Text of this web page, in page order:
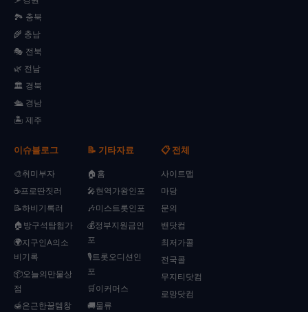
🏞️ 충북
🌾 충남
🎭 전북
🌿 전남
🏛️ 경북
🛳️ 경남
🏝️ 제주
이슈블로그
🎨취미부자
☕프로딴짓러
📝하비기록러
🏠방구석탐험가
🌍지구인A의소
비기록
📦오늘의만물상
점
🍯은근한꿀템창
📝 기타자료
🏠홈
🎤현역가왕인포
🎶미스트롯인포
💰정부지원금인
포
🎙️트롯오디션인
포
🛒이커머스
🚚물류
📋 전체
사이트맵
마당
문의
밴닷컴
최저가콜
전국콜
무지티닷컴
로망닷컴